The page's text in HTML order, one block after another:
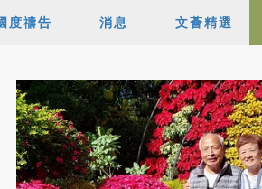
度禱告 消息 文薈精選